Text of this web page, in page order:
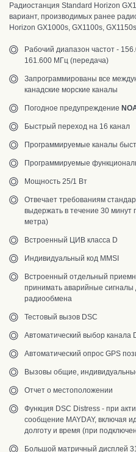
Радиостанция Standard Horizon
вариант, производимых ранее
Horizon GX1000s, GX1100s,
Рабочий диапазон частот -
161.600 МГц (передача)
Запрограммированы все
канадские морские каналы
Погодное предупреждение
Быстрый переход на 16 канал
Программируемые каналы
Программируемые
Мощность 25/1 Вт
Отвечает требованиям
выдержать в течение 30 минут
метра)
Встроенный ЦИВ класса D
Индивидуальный код MMSI
Встроенный отдельный
принимать аварийные
радиообмена
Тестовый вызов DSC
Автоматический выбор канала
Автоматический опрос GPS
Вызовы общие,
Отчет о местоположении
Функция DSC Distress - при
сообщение MAYDAY, включая
долготу и время (при
Большой матричный дисплей